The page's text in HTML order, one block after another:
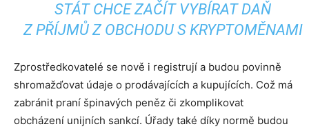
STÁT CHCE ZAČÍT VYBÍRAT DAŇ
Z PŘÍJMŮ Z OBCHODU S KRYPTOMĚNAMI
Zprostředkovatelé se nově i registrují a budou povinně
shromažďovat údaje o prodávajících a kupujících. Což má
zabránit praní špinavých peněz či zkomplikovat
obcházení unijních sankcí. Úřady také díky normě budou